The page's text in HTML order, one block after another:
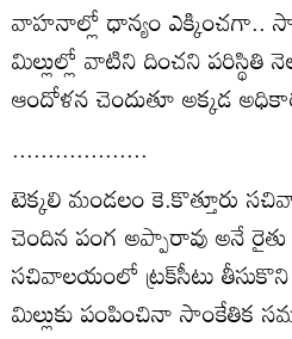
వాహనాల్లో ధాన్యం ఎక్కించగా..
మిల్లుల్లో వాటిని దించని పరిస్థితి
ఆందోళన చెందుతూ అక్కడ
...................
టెక్కలి మండలం కె.కొత్తూరు
చెందిన పంగ అప్పారావు అనే
సచివాలయంలో ట్రక్‌సీటు
మిల్లుకు పంపించినా సాంకేతిక